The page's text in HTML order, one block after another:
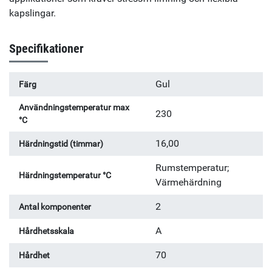
kapslingar.
Specifikationer
Färg Gul
Användningstemperatur max
°C
230
Härdningstid (timmar) 16,00
Härdningstemperatur °C
Rumstemperatur;
Värmehärdning
Antal komponenter 2
Hårdhetsskala A
Hårdhet 70